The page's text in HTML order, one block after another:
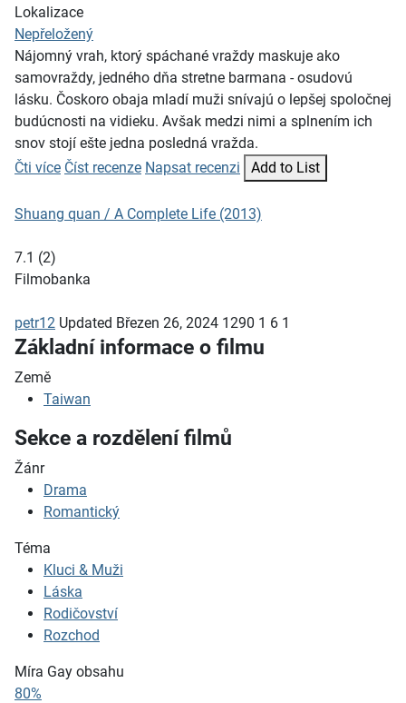
Lokalizace
Nepřeložený
Nájomný vrah, ktorý spáchané vraždy maskuje ako
samovraždy, jedného dňa stretne barmana - osudovú
lásku. Čoskoro obaja mladí muži snívajú o lepšej spoločnej
budúcnosti na vidieku. Avšak medzi nimi a splnením ich
snov stojí ešte jedna posledná vražda.
Čti více Číst recenze Napsat recenzi Add to List
Shuang quan / A Complete Life (2013)
7.1 (2)
Filmobanka
petr12 Updated Březen 26, 2024 1290 1 6 1
Základní informace o filmu
Země
Taiwan
Sekce a rozdělení filmů
Žánr
Drama
Romantický
Téma
Kluci & Muži
Láska
Rodičovství
Rozchod
Míra Gay obsahu
80%